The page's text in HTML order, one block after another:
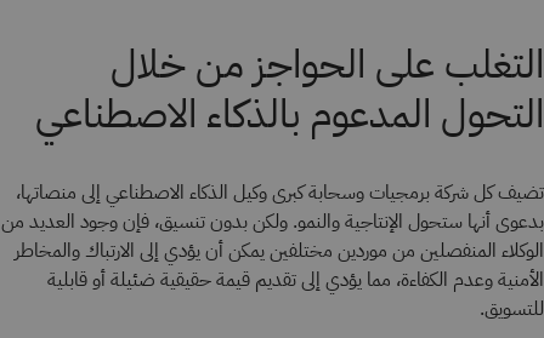
التغلب على الحواجز من خلال
التحول المدعوم بالذكاء الاصطناعي
تضيف كل شركة برمجيات وسحابة كبرى وكيل الذكاء الاصطناعي إلى منصاتها،
بدعوى أنها ستحول الإنتاجية والنمو. ولكن بدون تنسيق، فإن وجود العديد من
الوكلاء المنفصلين من موردين مختلفين يمكن أن يؤدي إلى الارتباك والمخاطر
الأمنية وعدم الكفاءة، مما يؤدي إلى تقديم قيمة حقيقية ضئيلة أو قابلية
للتسويق.